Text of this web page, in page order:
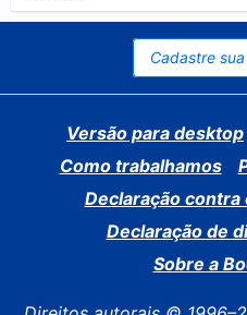
Cadastre
Versão para desktop
Como trabalhamos
Declaração
Declaração de
Sobre a